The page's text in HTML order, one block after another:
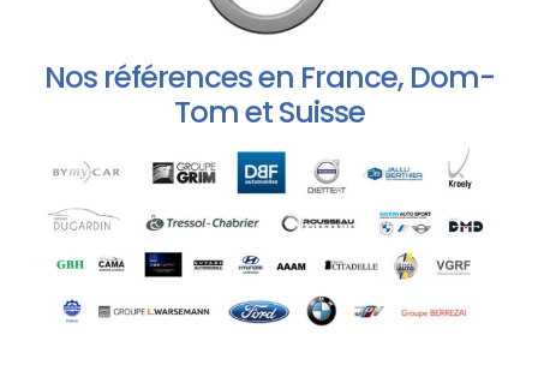
Nos références en France, Dom-
Tom et Suisse